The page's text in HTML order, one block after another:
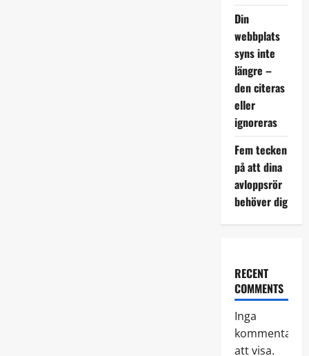
Din
webbplats
syns inte
längre –
den citeras
eller
ignoreras
Fem tecken
på att dina
avloppsrör
behöver dig
RECENT
COMMENTS
Inga
kommentarer
att visa.